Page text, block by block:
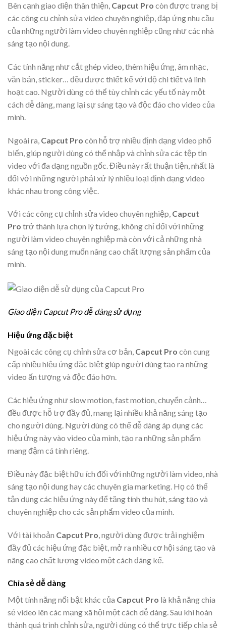
Bên cạnh giao diện thân thiện, Capcut Pro còn được trang bị
các công cụ chỉnh sửa video chuyên nghiệp, đáp ứng nhu cầu
của những người làm video chuyên nghiệp cũng như các nhà
sáng tạo nội dung.
Các tính năng như cắt ghép video, thêm hiệu ứng, âm nhạc,
văn bản, sticker… đều được thiết kế với độ chi tiết và linh
hoạt cao. Người dùng có thể tùy chỉnh các yếu tố này một
cách dễ dàng, mang lại sự sáng tạo và độc đáo cho video của
mình.
Ngoài ra, Capcut Pro còn hỗ trợ nhiều định dạng video phổ
biến, giúp người dùng có thể nhập và chỉnh sửa các tệp tin
video với đa dạng nguồn gốc. Điều này rất thuận tiện, nhất là
đối với những người phải xử lý nhiều loại định dạng video
khác nhau trong công việc.
Với các công cụ chỉnh sửa video chuyên nghiệp, Capcut
Pro trở thành lựa chọn lý tưởng, không chỉ đối với những
người làm video chuyên nghiệp mà còn với cả những nhà
sáng tạo nội dung muốn nâng cao chất lượng sản phẩm của
mình.
Giao diện Capcut Pro dễ dàng sử dụng
Hiệu ứng đặc biệt
Ngoài các công cụ chỉnh sửa cơ bản, Capcut Pro còn cung
cấp nhiều hiệu ứng đặc biệt giúp người dùng tạo ra những
video ấn tượng và độc đáo hơn.
Các hiệu ứng như slow motion, fast motion, chuyển cảnh…
đều được hỗ trợ đầy đủ, mang lại nhiều khả năng sáng tạo
cho người dùng. Người dùng có thể dễ dàng áp dụng các
hiệu ứng này vào video của mình, tạo ra những sản phẩm
mang đậm cá tính riêng.
Điều này đặc biệt hữu ích đối với những người làm video, nhà
sáng tạo nội dung hay các chuyên gia marketing. Họ có thể
tận dụng các hiệu ứng này để tăng tính thu hút, sáng tạo và
chuyên nghiệp cho các sản phẩm video của mình.
Với tài khoản Capcut Pro , người dùng được trải nghiệm
đầy đủ các hiệu ứng đặc biệt, mở ra nhiều cơ hội sáng tạo và
nâng cao chất lượng video một cách đáng kể.
Chia sẻ dễ dàng
Một tính năng nổi bật khác của Capcut Pro là khả năng chia
sẻ video lên các mạng xã hội một cách dễ dàng. Sau khi hoàn
thành quá trình chỉnh sửa, người dùng có thể trực tiếp chia sẻ